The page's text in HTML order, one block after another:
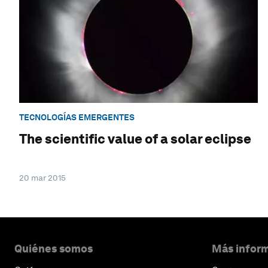
TECNOLOGÍAS EMERGENTES
The scientific value of a solar eclipse
20 mar 2015
Quiénes somos Más